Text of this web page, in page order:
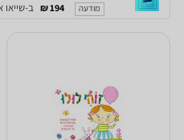
מודעה 194 ₪ ב-שייאו